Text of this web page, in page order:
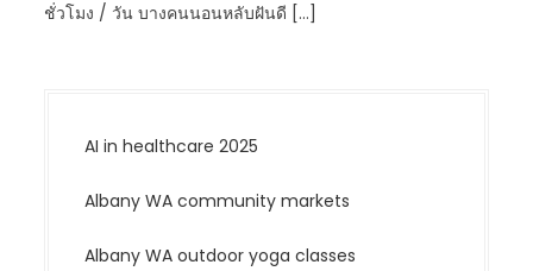
ชั่วโมง / วัน บางคนนอนหลับฝันดี […]
AI in healthcare 2025
Albany WA community markets
Albany WA outdoor yoga classes